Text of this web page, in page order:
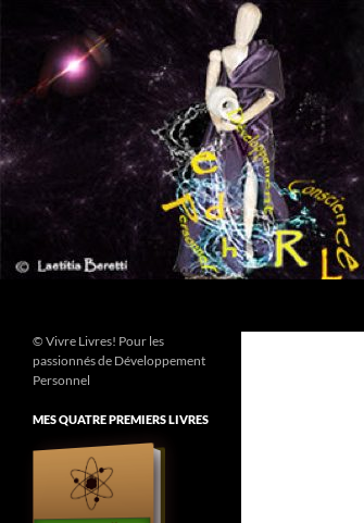
contenu
© Vivre Livres! Pour les
passionnés de Développement
Personnel
MES QUATRE PREMIERS LIVRES